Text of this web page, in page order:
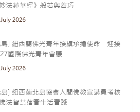
妙法蓮華經》般若與善巧
2026
島] 紐西蘭佛光青年接旗承擔使命 迎接
國際佛光青年會議
2026
島] 紐西蘭北島協會人間佛教宣講員考核
法智慧落實生活實踐